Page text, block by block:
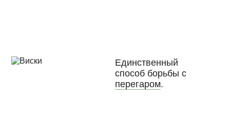
Единственный
способ борьбы с
перегаром.